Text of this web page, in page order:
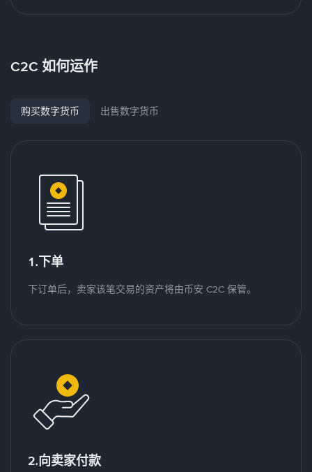
C2C 如何运作
购买数字货币 出售数字货币
1.下单
下订单后，卖家该笔交易的资产将由币安 C2C 保管。
2.向卖家付款